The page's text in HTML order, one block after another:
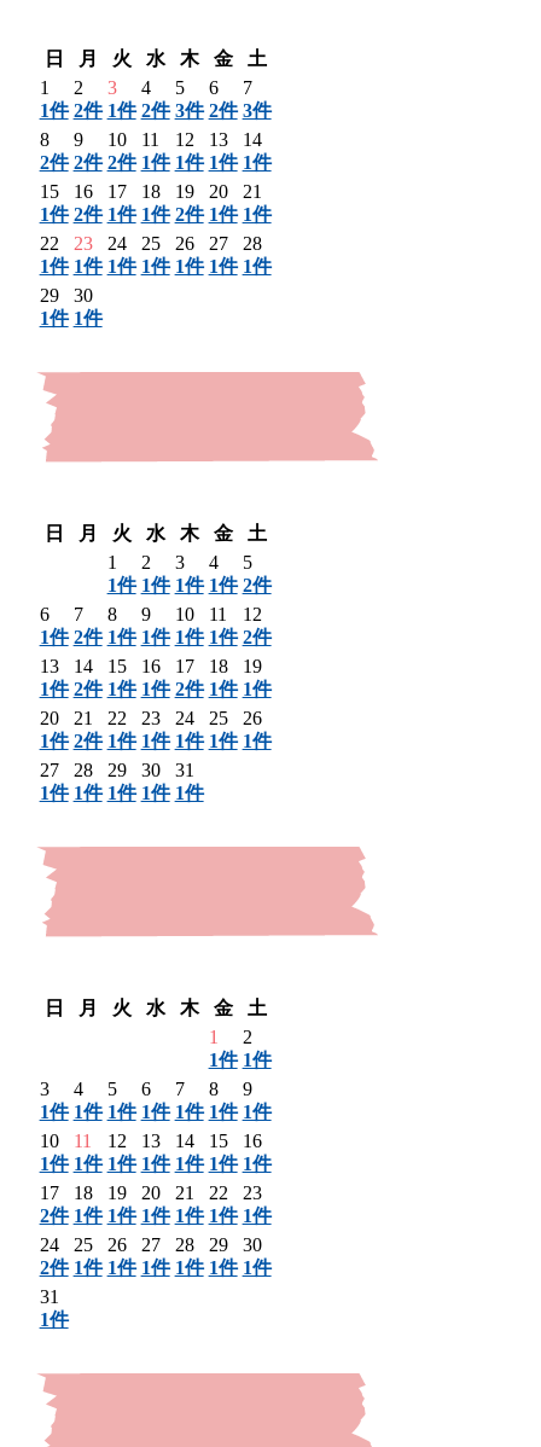
日
月 火 水 木 金
土
1
1件
2
2件
3
1件
4
2件
5
3件
6
2件
7
3件
8
2件
9
2件
10
2件
11
1件
12
1件
13
1件
14
1件
15
1件
16
2件
17
1件
18
1件
19
2件
20
1件
21
1件
22
1件
23
1件
24
1件
25
1件
26
1件
27
1件
28
1件
29
1件
30
1件
日
月 火 水 木 金
土
1
1件
2
1件
3
1件
4
1件
5
2件
6
1件
7
2件
8
1件
9
1件
10
1件
11
1件
12
2件
13
1件
14
2件
15
1件
16
1件
17
2件
18
1件
19
1件
20
1件
21
2件
22
1件
23
1件
24
1件
25
1件
26
1件
27
1件
28
1件
29
1件
30
1件
31
1件
日
月 火 水 木 金
土
1
1件
2
1件
3
1件
4
1件
5
1件
6
1件
7
1件
8
1件
9
1件
10
1件
11
1件
12
1件
13
1件
14
1件
15
1件
16
1件
17
2件
18
1件
19
1件
20
1件
21
1件
22
1件
23
1件
24
2件
25
1件
26
1件
27
1件
28
1件
29
1件
30
1件
31
1件